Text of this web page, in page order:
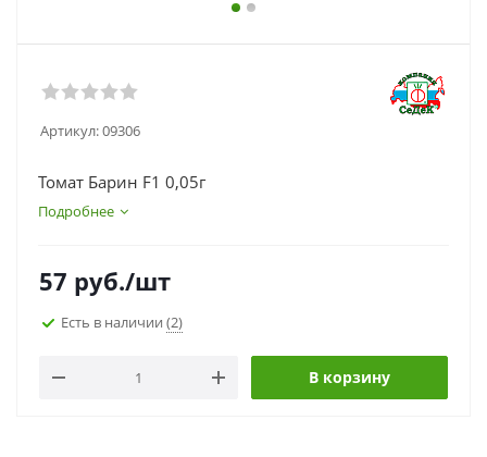
Артикул:09306
Томат Барин F1 0,05г
Подробнее
57 руб./шт
Есть в наличии (2)
В корзину